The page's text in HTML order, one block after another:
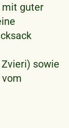
mit guter
sowie